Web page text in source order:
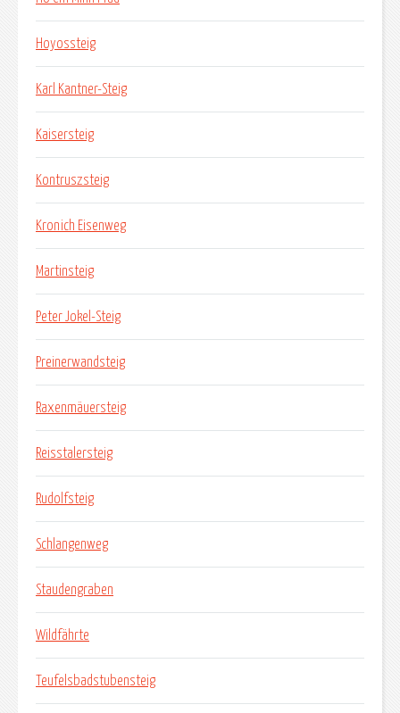
Hoyossteig
Karl Kantner-Steig
Kaisersteig
Kontruszsteig
Kronich Eisenweg
Martinsteig
Peter Jokel-Steig
Preinerwandsteig
Raxenmäuersteig
Reisstalersteig
Rudolfsteig
Schlangenweg
Staudengraben
Wildfährte
Teufelsbadstubensteig